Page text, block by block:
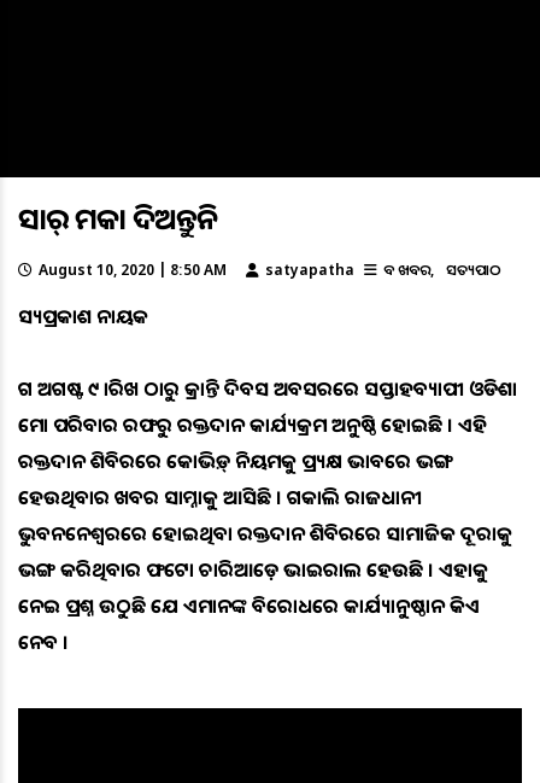
ସାର୍ ମଉକା ଦିଅନ୍ତୁନି
August 10, 2020 | 8:50 AM satyapatha ବଡ ଖବର ସତ୍ୟପାଠ
ସତ୍ୟପ୍ରକାଶ ନାୟକ
ଗତ ଅଗଷ୍ଟ ୯ ତାରିଖ ଠାରୁ କ୍ରାନ୍ତି ଦିବସ ଅବସରରେ ସପ୍ତାହବ୍ୟାପୀ ଓଡିଶା
ମୋ ପରିବାର ତରଫରୁ ରକ୍ତଦାନ କାର୍ଯ୍ୟକ୍ରମ ଅନୁଷ୍ଠିତ ହୋଇଛି । ଏହି
ରକ୍ତଦାନ ଶିବିରରେ କୋଭିଡ଼୍ ନିୟମକୁ ପ୍ରତ୍ୟକ୍ଷ ଭାବରେ ଭଙ୍ଗ
ହେଉଥିବାର ଖବର ସାମ୍ନାକୁ ଆସିଛି । ଗତକାଲି ରାଜଧାନୀ
ଭୁବନନେଶ୍ୱରରେ ହୋଇଥିବା ରକ୍ତଦାନ ଶିବିରରେ ସାମାଜିକ ଦୂରତାକୁ
ଭଙ୍ଗ କରିଥିବାର ଫଟୋ ଚାରିଆଡ଼େ ଭାଇରାଲ ହେଉଛି । ଏହାକୁ
ନେଇ ପ୍ରଶ୍ନ ଉଠୁଛି ଯେ ଏମାନଙ୍କ ବିରୋଧରେ କାର୍ଯ୍ୟାନୁଷ୍ଠାନ କିଏ
ନେବ ।